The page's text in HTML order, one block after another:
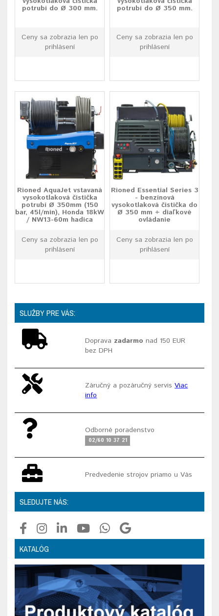
potrubí do Ø 300 mm.
Ceny sa zobrazia len po
prihlásení
potrubí do Ø 350 mm.
Ceny sa zobrazia len po
prihlásení
Rioned AquaJet vstavaná
vysokotlaková čistička
potrubí Ø 350mm (150
bar, 45l/min), Honda 18kW
/ NW13-60m hadica
Ceny sa zobrazia len po
prihlásení
Rioned Essential Series 3
- benzínová
vysokotlaková čistička do
Ø 350 mm + diaľkové
ovládanie
Ceny sa zobrazia len po
prihlásení
SLUŽBY PRE VÁS:
Doprava zadarmo nad 150 EUR
bez DPH
Záručný a pozáručný servisViac
info
Odborné poradenstvo
02/60 10 37 21
Predvedenie strojov priamo u Vás
SLEDUJTE NÁS:
KATALÓG